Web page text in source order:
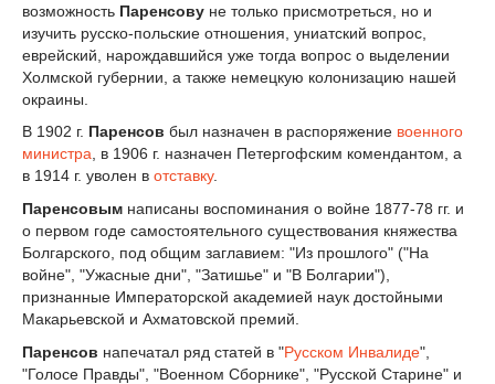
возможность Паренсову не только присмотреться, но и
изучить русско-польские отношения, униатский вопрос,
еврейский, нарождавшийся уже тогда вопрос о выделении
Холмской губернии, а также немецкую колонизацию нашей
окраины.
В 1902 г. Паренсов был назначен в распоряжение военного
министра, в 1906 г. назначен Петергофским комендантом, а
в 1914 г. уволен в отставку.
Паренсовым написаны воспоминания о войне 1877-78 гг. и
о первом годе самостоятельного существования княжества
Болгарского, под общим заглавием: "Из прошлого" ("На
войне", "Ужасные дни", "Затишье" и "В Болгарии"),
признанные Императорской академией наук достойными
Макарьевской и Ахматовской премий.
Паренсов напечатал ряд статей в "Русском Инвалиде",
"Голосе Правды", "Военном Сборнике", "Русской Старине" и